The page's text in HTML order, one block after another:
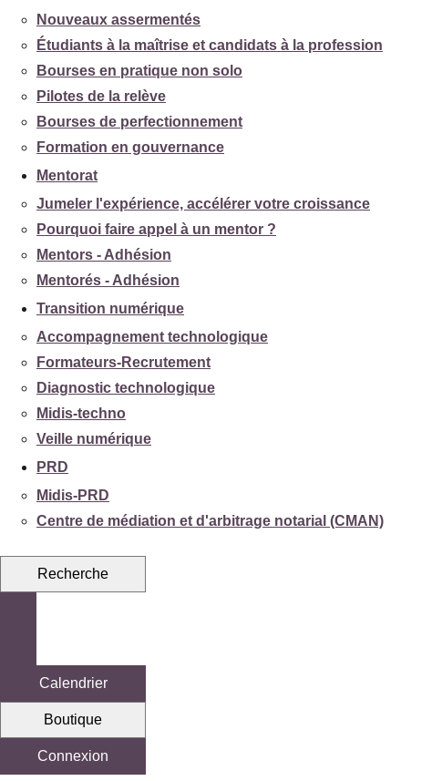
Nouveaux assermentés
Étudiants à la maîtrise et candidats à la profession
Bourses en pratique non solo
Pilotes de la relève
Bourses de perfectionnement
Formation en gouvernance
Mentorat
Jumeler l'expérience, accélérer votre croissance
Pourquoi faire appel à un mentor ?
Mentors - Adhésion
Mentorés - Adhésion
Transition numérique
Accompagnement technologique
Formateurs-Recrutement
Diagnostic technologique
Midis-techno
Veille numérique
PRD
Midis-PRD
Centre de médiation et d'arbitrage notarial (CMAN)
Recherche
Calendrier
Boutique
Connexion